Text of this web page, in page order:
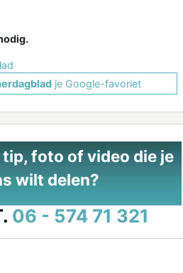
je Google-favoriet
tip, foto of video die je
wilt delen?
06 - 574 71 321